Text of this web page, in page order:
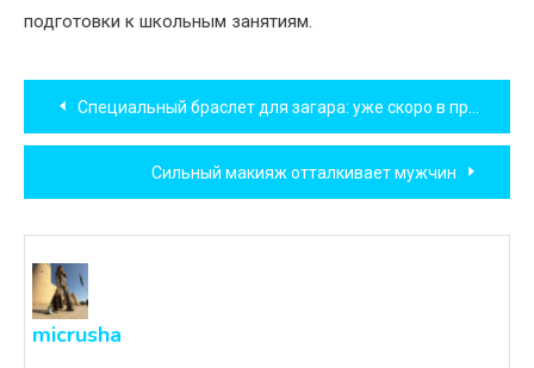
подготовки к школьным занятиям.
Навигация
по
записям
Специальный браслет для загара: уже скоро в продаже
Сильный макияж отталкивает мужчин
micrusha